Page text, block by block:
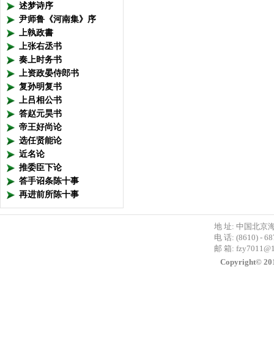
述梦诗序
尹师鲁《河南集》序
上執政書
上张右丞书
奏上时务书
上资政晏侍郎书
复孙明复书
上吕相公书
答赵元昊书
帝王好尚论
选任贤能论
近名论
推委臣下论
答手诏条陈十事
再进前所陈十事
地 址: 中国北京
电 话: (8610) -
邮 箱:
Copyright©